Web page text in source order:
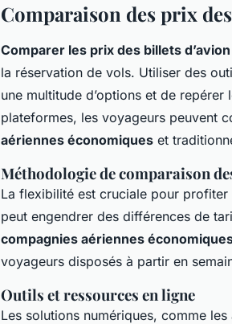
Comparaison des prix
Comparer les prix des billets d’avion
la réservation de vols. Utiliser des
une multitude d’options et de
plateformes, les voyageurs peuvent
aériennes économiques et
Méthodologie de comparaison
La flexibilité est cruciale pour
peut engendrer des différences de
compagnies aériennes
voyageurs disposés à partir en
Outils et ressources en ligne
Les solutions numériques, comme